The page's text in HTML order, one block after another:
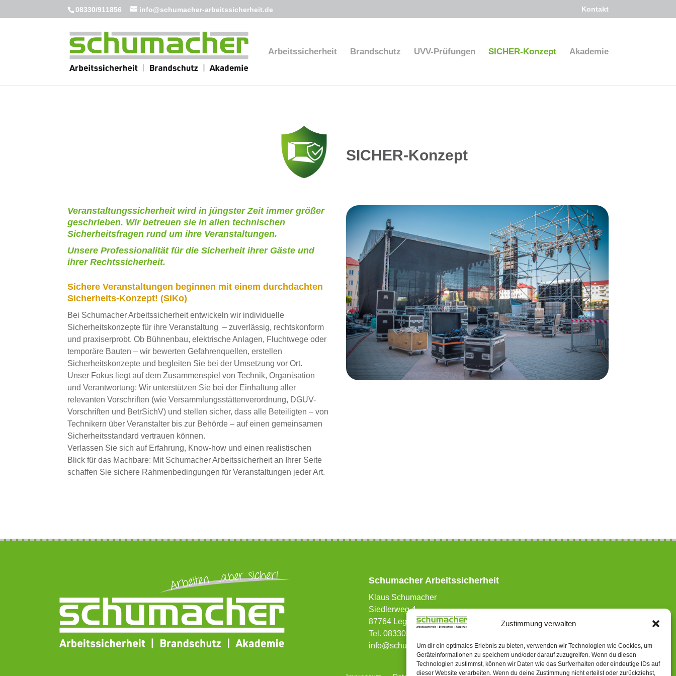
Zustimmung verwalten
Um dir ein optimales Erlebnis zu bieten, verwenden wir Technologien wie Cookies, um
Geräteinformationen zu speichern und/oder darauf zuzugreifen. Wenn du diesen
Technologien zustimmst, können wir Daten wie das Surfverhalten oder eindeutige IDs auf
dieser Website verarbeiten. Wenn du deine Zustimmung nicht erteilst oder zurückziehst,
08330/911856 info@schumacher-arbeitssicherheit.de Kontakt
Arbeitssicherheit Brandschutz UVV-Prüfungen SICHER-Konzept Akademie
SICHER-Konzept
Veranstaltungssicherheit wird in jüngster Zeit immer größer
geschrieben. Wir betreuen sie in allen technischen
Sicherheitsfragen rund um ihre Veranstaltungen.
Unsere Professionalität für die Sicherheit ihrer Gäste und
ihrer Rechtssicherheit.
Sichere Veranstaltungen beginnen mit einem durchdachten
Sicherheits-Konzept! (SiKo)
Bei Schumacher Arbeitssicherheit entwickeln wir individuelle
Sicherheitskonzepte für ihre Veranstaltung – zuverlässig, rechtskonform
und praxiserprobt. Ob Bühnenbau, elektrische Anlagen, Fluchtwege oder
temporäre Bauten – wir bewerten Gefahrenquellen, erstellen
Sicherheitskonzepte und begleiten Sie bei der Umsetzung vor Ort.
Unser Fokus liegt auf dem Zusammenspiel von Technik, Organisation
und Verantwortung: Wir unterstützen Sie bei der Einhaltung aller
relevanten Vorschriften (wie Versammlungsstättenverordnung, DGUV-
Vorschriften und BetrSichV) und stellen sicher, dass alle Beteiligten – von
Technikern über Veranstalter bis zur Behörde – auf einen gemeinsamen
Sicherheitsstandard vertrauen können.
Verlassen Sie sich auf Erfahrung, Know-how und einen realistischen
Blick für das Machbare: Mit Schumacher Arbeitssicherheit an Ihrer Seite
schaffen Sie sichere Rahmenbedingungen für Veranstaltungen jeder Art.
Schumacher Arbeitssicherheit
Klaus Schumacher
Siedlerweg 4
87764 Legau
Tel. 08330/911856
info@schumacher-arbeitssicherheit.de